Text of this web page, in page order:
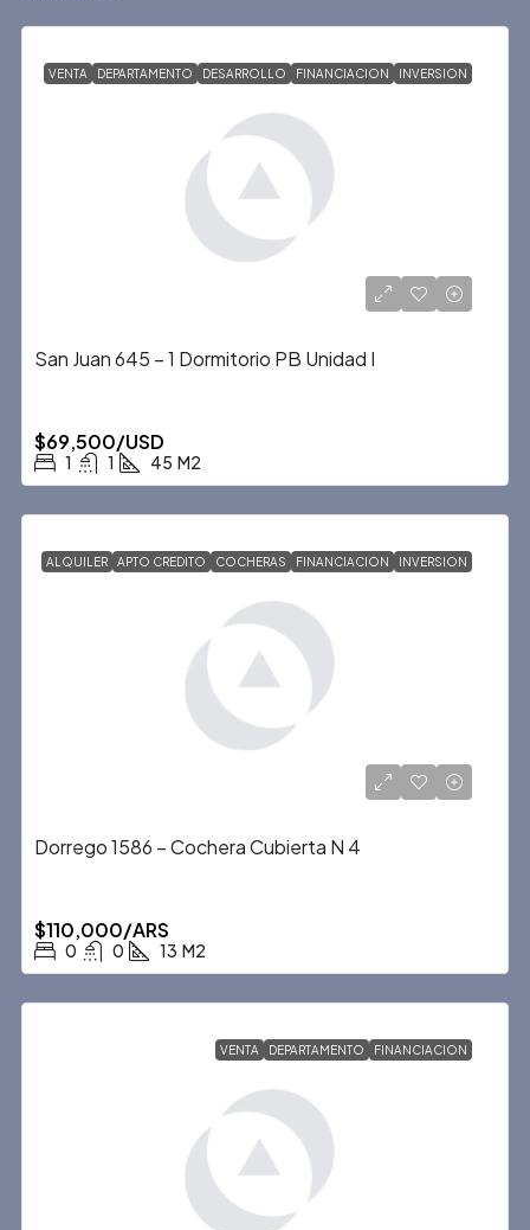
VENTA DEPARTAMENTO DESARROLLO FINANCIACION INVERSION
San Juan 645 – 1 Dormitorio PB Unidad I
$69,500/USD
1 1 45 M2
ALQUILER APTO CREDITO COCHERAS FINANCIACION INVERSION
Dorrego 1586 – Cochera Cubierta N 4
$110,000/ARS
0 0 13 M2
VENTA DEPARTAMENTO FINANCIACION